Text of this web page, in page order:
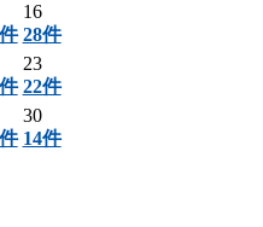
16
28件
23
22件
30
14件